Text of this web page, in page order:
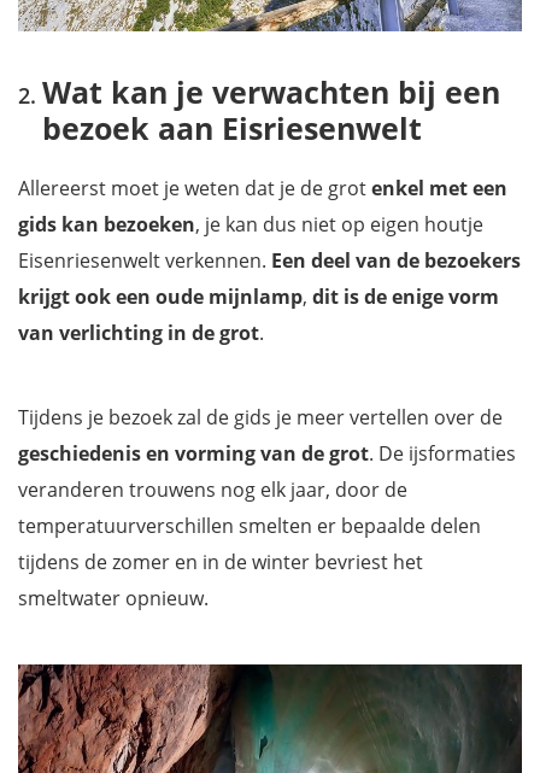
Wat kan je verwachten bij een
bezoek aan Eisriesenwelt
Allereerst moet je weten dat je de grotenkel met een
gids kan bezoeken, je kan dus niet op eigen houtje
Eisenriesenwelt verkennen. Een deel van de bezoekers
krijgt ook een oude mijnlamp, dit is de enige vorm
van verlichting in degrot.
Tijdens je bezoek zal de gids je meer vertellen over de
geschiedenis en vorming van de grot. De ijsformaties
veranderen trouwens nog elk jaar, door de
temperatuurverschillen smelten er bepaalde delen
tijdens de zomer en in de winter bevriest het
smeltwater opnieuw.